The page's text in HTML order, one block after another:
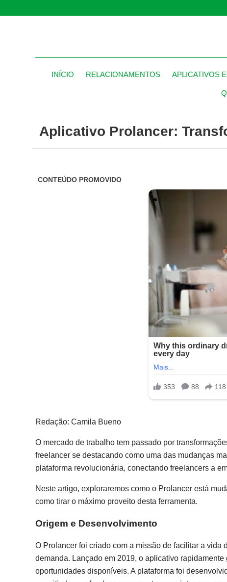
INÍCIO RELACIONAMENTOS APLICATIVOS
Aplicativo Prolancer:
Redação: Camila Bueno
O mercado de trabalho tem passado por
freelancer se destacando como uma das mudanças
plataforma revolucionária, conectando freelancers a
Neste artigo, exploraremos como o Prolancer está
como tirar o máximo proveito desta ferramenta.
Origem e Desenvolvimento
O Prolancer foi criado com a missão de facilitar a
demanda. Lançado em 2019, o aplicativo
oportunidades disponíveis. A plataforma foi